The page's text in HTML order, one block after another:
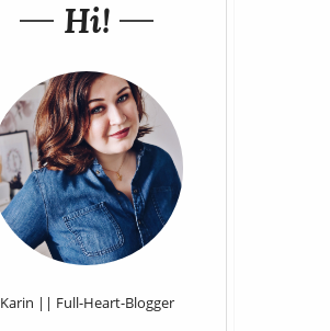
Hi!
Karin || Full-Heart-Blogger